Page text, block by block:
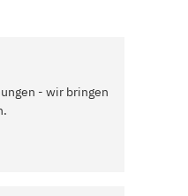
- wir bringen